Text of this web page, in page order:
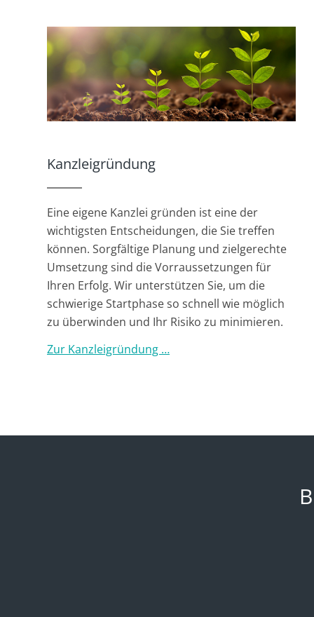
Kanzleigründung
Eine eigene Kanzlei gründen ist eine der
wichtigsten Entscheidungen, die Sie treffen
können. Sorgfältige Planung und zielgerechte
Umsetzung sind die Vorraussetzungen für
Ihren Erfolg. Wir unterstützen Sie, um die
schwierige Startphase so schnell wie möglich
zu überwinden und Ihr Risiko zu minimieren.
Zur Kanzleigründung …